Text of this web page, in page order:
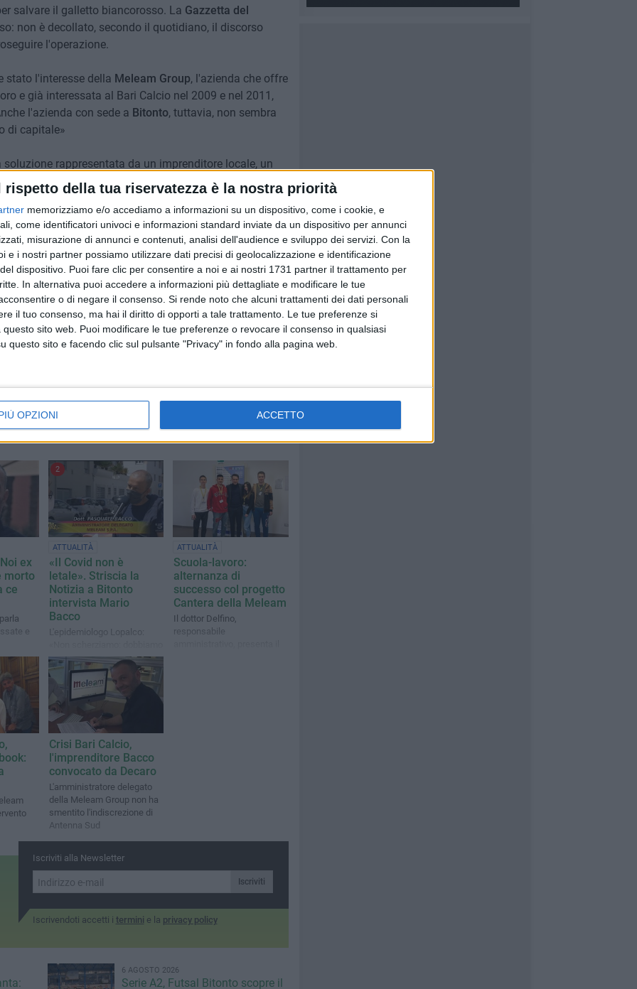
rispetto della tua riservatezza è la nostra priorità
memorizziamo e/o accediamo a informazioni su un dispositivo, come i cookie, e
come identificatori univoci e informazioni standard inviate da un dispositivo per annunci
misurazione di annunci e contenuti, analisi dell'audience e sviluppo dei servizi. Con la
e i nostri partner possiamo utilizzare dati precisi di geolocalizzazione e identificazione
dispositivo. Puoi fare clic per consentire a noi e ai nostri 1731 partner il trattamento per
In alternativa puoi accedere a informazioni più dettagliate e modificare le tue
o di negare il consenso. Si rende noto che alcuni trattamenti dei dati personali
il tuo consenso, ma hai il diritto di opporti a tale trattamento. Le tue preferenze si
sito web. Puoi modificare le tue preferenze o revocare il consenso in qualsiasi
questo sito e facendo clic sul pulsante "Privacy" in fondo alla pagina web.
OPZIONI ACCETTO
salvare il galletto biancorosso. La Gazzetta del
non è decollato, secondo il quotidiano, il discorso
l'operazione.
stato l'interesse della Meleam Group, l'azienda che offre
e già interessata al Bari Calcio nel 2009 e nel 2011,
l'azienda con sede a Bitonto, tuttavia, non sembra
di capitale»
rappresentata da un imprenditore locale, un
l'azienda di Pasquale Bacco a salvare il calcio a
6 AGOSTO 2026
Il nuovo Prefetto di Bari si
presenta: «Sicurezza si realizza
con educazione di tutti»
ex
morto
ce
e
2
ATTUALITÀ
«Il Covid non è
letale». Striscia la
Notizia a Bitonto
intervista Mario
Bacco
L'epidemiologo Lopalco:
rispetto alle vittime»
ATTUALITÀ
Scuola-lavoro:
alternanza di
successo col progetto
Cantera della Meleam
Il dottor Delfino,
responsabile
Crisi Bari Calcio,
l'imprenditore Bacco
convocato da Decaro
L'amministratore delegato
della Meleam Group non ha
smentito l'indiscrezione di
Antenna Sud
Iscriviti alla Newsletter
Iscriviti
Iscrivendoti accetti i termini e la privacy policy
6 AGOSTO 2026
Serie A2, Futsal Bitonto scopre il